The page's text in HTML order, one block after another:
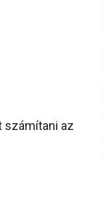
számítani az